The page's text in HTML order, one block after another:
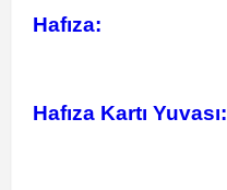
Hafıza:
Hafıza Kartı Yuvası: